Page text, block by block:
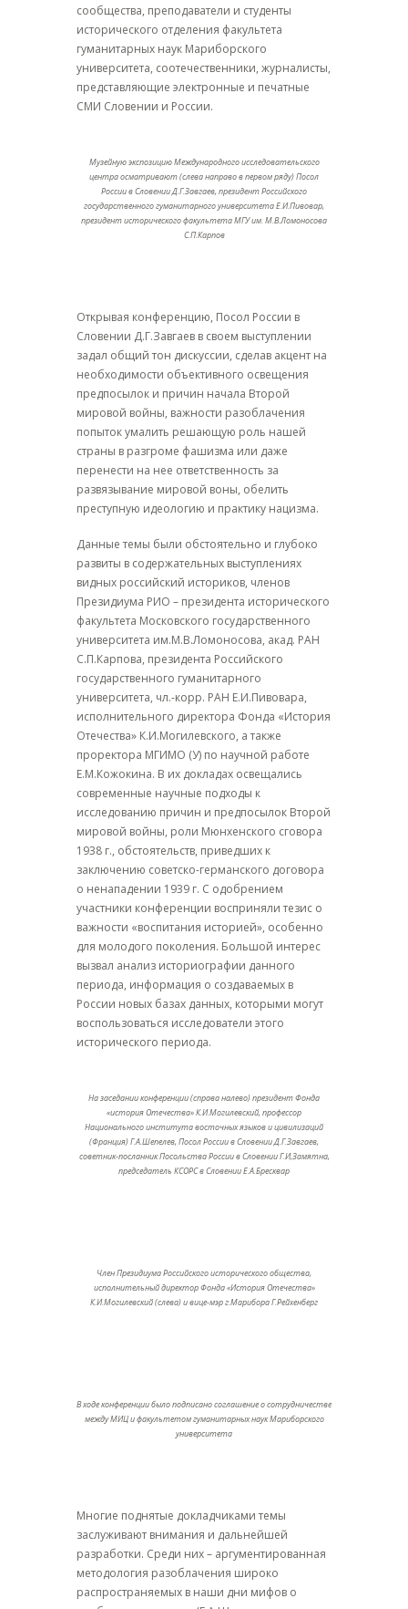
сообщества, преподаватели и студенты
исторического отделения факультета
гуманитарных наук Мариборского
университета, соотечественники, журналисты,
представляющие электронные и печатные
СМИ Словении и России.
Музейную экспозицию Международного исследовательского
центра осматривают (слева направо в первом ряду) Посол
России в Словении Д.Г.Завгаев, президент Российского
государственного гуманитарного университета Е.И.Пивовар,
президент исторического факультета МГУ им. М.В.Ломоносова
С.П.Карпов
Открывая конференцию, Посол России в
Словении Д.Г.Завгаев в своем выступлении
задал общий тон дискуссии, сделав акцент на
необходимости объективного освещения
предпосылок и причин начала Второй
мировой войны, важности разоблачения
попыток умалить решающую роль нашей
страны в разгроме фашизма или даже
перенести на нее ответственность за
развязывание мировой воны, обелить
преступную идеологию и практику нацизма.
Данные темы были обстоятельно и глубоко
развиты в содержательных выступлениях
видных российский историков, членов
Президиума РИО – президента исторического
факультета Московского государственного
университета им.М.В.Ломоносова, акад. РАН
С.П.Карпова, президента Российского
государственного гуманитарного
университета, чл.-корр. РАН Е.И.Пивовара,
исполнительного директора Фонда «История
Отечества» К.И.Могилевского, а также
проректора МГИМО (У) по научной работе
Е.М.Кожокина. В их докладах освещались
современные научные подходы к
исследованию причин и предпосылок Второй
мировой войны, роли Мюнхенского сговора
1938 г., обстоятельств, приведших к
заключению советско-германского договора
о ненападении 1939 г. С одобрением
участники конференции восприняли тезис о
важности «воспитания историей», особенно
для молодого поколения. Большой интерес
вызвал анализ историографии данного
периода, информация о создаваемых в
России новых базах данных, которыми могут
воспользоваться исследователи этого
исторического периода.
На заседании конференции (справа налево) президент Фонда
«история Отечества» К.И.Могилевский, профессор
Национального института восточных языков и цивилизаций
(Франция) Г.А.Шепелев, Посол России в Словении Д.Г.Завгаев,
советник-посланник Посольства России в Словении Г.И,Замятна,
председатель КСОРС в Словении Е.А.Бресквар
Член Президиума Российского исторического общества,
исполнительный директор Фонда «История Отечества»
К.И.Могилевский (слева) и вице-мэр г.Марибора Г.Рейхенберг
В ходе конференции было подписано соглашение о сотрудничестве
между МИЦ и факультетом гуманитарных наук Мариборского
университета
Многие поднятые докладчиками темы
заслуживают внимания и дальнейшей
разработки. Среди них – аргументированная
методология разоблачения широко
распространяемых в наши дни мифов о